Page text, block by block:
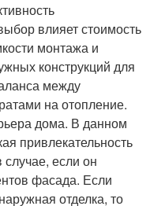
влияет стоимость
монтажа и
конструкций для
между
на отопление.
дома. В данном
привлекательность
если он
фасада. Если
отделка, то